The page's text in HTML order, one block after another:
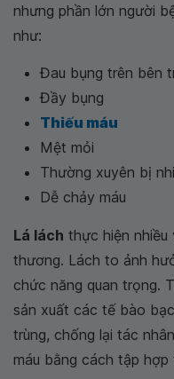
nhưng phần lớn người
như:
Đau bụng trên bên
Đầy bụng
Thiếu máu
Mệt mỏi
Thường xuyên bị
Dễ chảy máu
Lá lách thực hiện
thương. Lách to ảnh
chức năng quan trọng.
sản xuất các tế bào
trùng, chống lại tác
máu bằng cách tập